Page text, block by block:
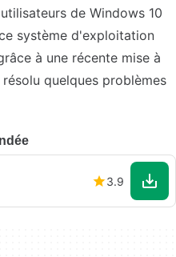
de Windows 10
système d'exploitation
à une récente mise à
quelques problèmes
3.9